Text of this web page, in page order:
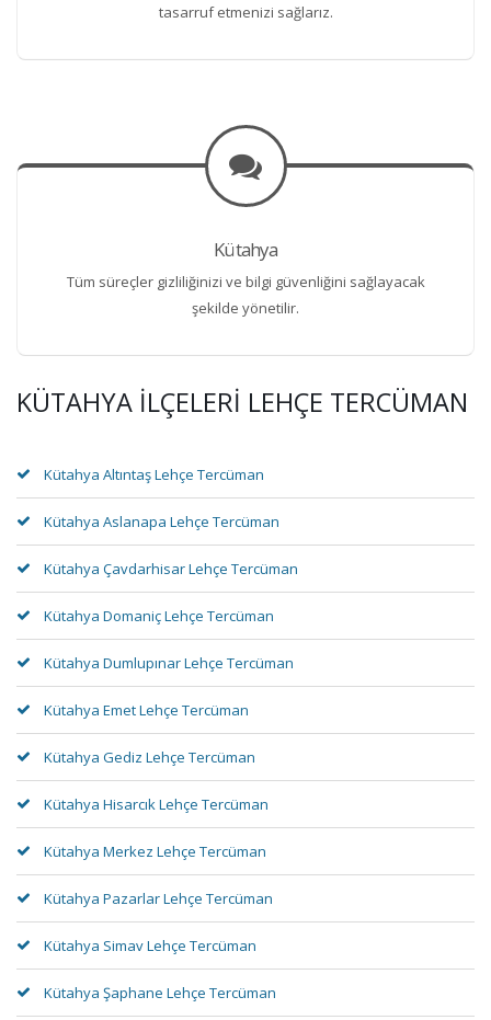
tasarruf etmenizi sağlarız.
Kütahya
Tüm süreçler gizliliğinizi ve bilgi güvenliğini sağlayacak
şekilde yönetilir.
KÜTAHYA İLÇELERI LEHÇE TERCÜMAN
Kütahya Altıntaş Lehçe Tercüman
Kütahya Aslanapa Lehçe Tercüman
Kütahya Çavdarhisar Lehçe Tercüman
Kütahya Domaniç Lehçe Tercüman
Kütahya Dumlupınar Lehçe Tercüman
Kütahya Emet Lehçe Tercüman
Kütahya Gediz Lehçe Tercüman
Kütahya Hisarcık Lehçe Tercüman
Kütahya Merkez Lehçe Tercüman
Kütahya Pazarlar Lehçe Tercüman
Kütahya Simav Lehçe Tercüman
Kütahya Şaphane Lehçe Tercüman